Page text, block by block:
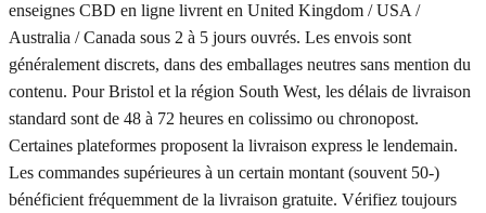
enseignes CBD en ligne livrent en United Kingdom / USA /
Australia / Canada sous 2 à 5 jours ouvrés. Les envois sont
généralement discrets, dans des emballages neutres sans mention du
contenu. Pour Bristol et la région South West, les délais de livraison
standard sont de 48 à 72 heures en colissimo ou chronopost.
Certaines plateformes proposent la livraison express le lendemain.
Les commandes supérieures à un certain montant (souvent 50-)
bénéficient fréquemment de la livraison gratuite. Vérifiez toujours